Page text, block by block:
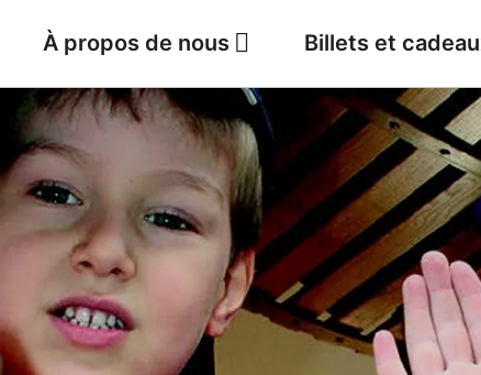
À propos de nous Billets et
Jobs Météo